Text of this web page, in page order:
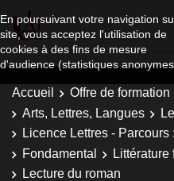
En poursuivant votre navigation
site, vous acceptez l'utilisation de
cookies à des fins de mesure
d'audience (statistiques
Accueil Offre de formation
Arts, Lettres, Langues
Licence Lettres -
Fondamental
Littérature
Lecture du roman